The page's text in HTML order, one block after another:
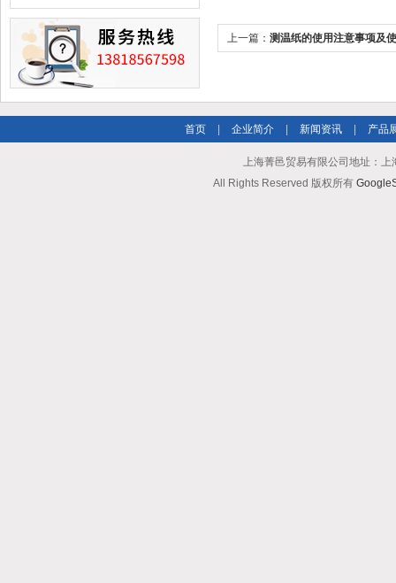
上一篇： 测温纸的使用注意事项及
首页 企业简介 新闻资讯 产品
上海菁邑贸易有限公司地址：
All Rights Reserved 版权所有